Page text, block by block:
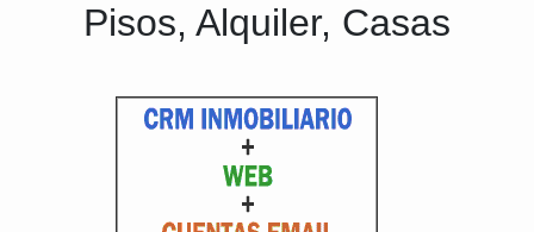
Pisos, Alquiler, Casas